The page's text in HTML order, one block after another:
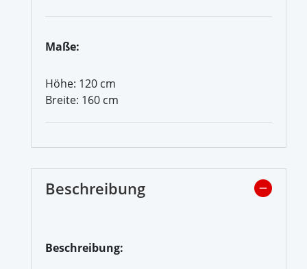
Maße:
Höhe: 120 cm
Breite: 160 cm
Beschreibung
Beschreibung: